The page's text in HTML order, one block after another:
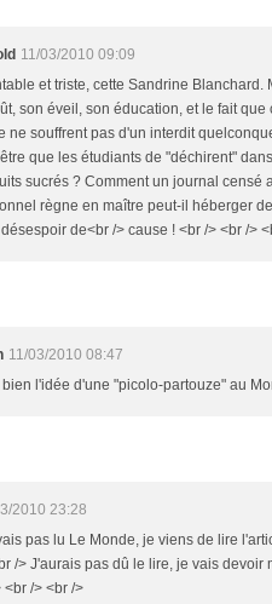
11/03/2010 09:09
et triste, cette Sandrine
son éveil, son éducation, et le fait
ne souffrent pas d'un interdit
que les étudiants de "déchirent"
sucrés ? Comment un journal censé
règne en maître peut-il héberger
de<br /> cause ! <br /> <br />
11/03/2010 08:47
l'idée d'une "picolo-partouze" au
2010 23:28
pas lu Le Monde, je viens de lire
/> J'aurais pas dû le lire, je vais
<br /> <br />